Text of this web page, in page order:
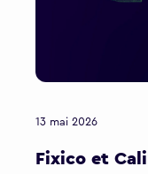
13 mai 2026
Fixico et